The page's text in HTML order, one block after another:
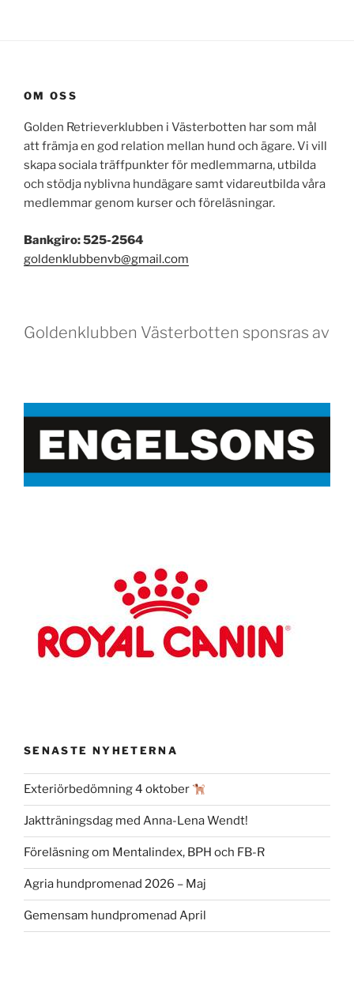
OM OSS
Golden Retrieverklubben i Västerbotten har som mål
att främja en god relation mellan hund och ägare. Vi vill
skapa sociala träffpunkter för medlemmarna, utbilda
och stödja nyblivna hundägare samt vidareutbilda våra
medlemmar genom kurser och föreläsningar.
Bankgiro: 525-2564
goldenklubbenvb@gmail.com
Goldenklubben Västerbotten sponsras av
SENASTE NYHETERNA
Exteriörbedömning 4 oktober
Jaktträningsdag med Anna-Lena Wendt!
Föreläsning om Mentalindex, BPH och FB-R
Agria hundpromenad 2026 – Maj
Gemensam hundpromenad April